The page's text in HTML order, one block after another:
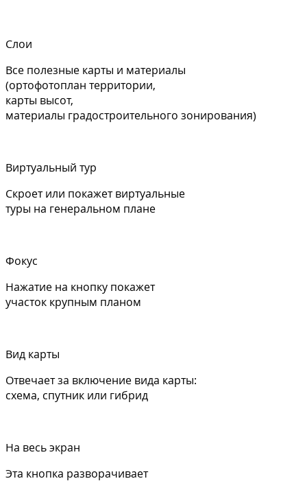
Слои
Все полезные карты и материалы
(ортофотоплан территории,
карты высот,
материалы градостроительного зонирования)
Виртуальный тур
Скроет или покажет виртуальные
туры на генеральном плане
Фокус
Нажатие на кнопку покажет
участок крупным планом
Вид карты
Отвечает за включение вида карты:
схема, спутник или гибрид
На весь экран
Эта кнопка разворачивает